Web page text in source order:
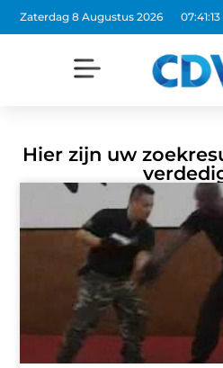
Zaterdag 8 Augustus 2026 07:41:13
Hier zijn uw